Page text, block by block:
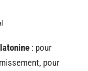
: pour
pour